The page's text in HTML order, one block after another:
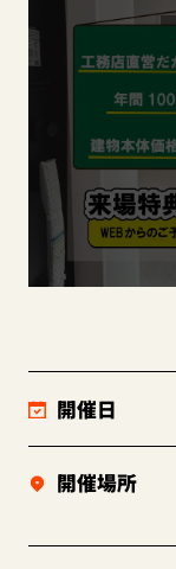
開催日
開催場所